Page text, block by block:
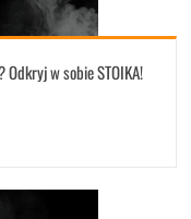
Odkryj w sobie STOIKA!